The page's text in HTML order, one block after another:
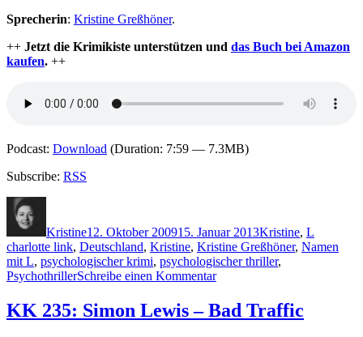
Sprecherin: Kristine Greßhöner.
++ Jetzt die Krimikiste unterstützen und das Buch bei Amazon
kaufen. ++
Podcast: Download (Duration: 7:59 — 7.3MB)
Subscribe: RSS
Kristine12. Oktober 200915. Januar 2013Kristine, L
charlotte link, Deutschland, Kristine, Kristine Greßhöner, Namen
mit L, psychologischer krimi, psychologischer thriller,
PsychothrillerSchreibe einen Kommentarzu
242:
Charlotte
KK 235: Simon Lewis – Bad Traffic